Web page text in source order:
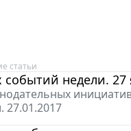
статьи
недели. 27
27.01.2017